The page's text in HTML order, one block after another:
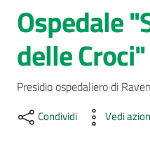
Azienda
Servizi
di
Salta al contenuto
Ospedale
delle
Presidio ospedaliero di
Condividi Vedi